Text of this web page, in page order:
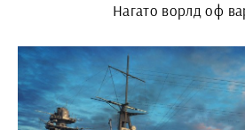
Нагато ворлд оф